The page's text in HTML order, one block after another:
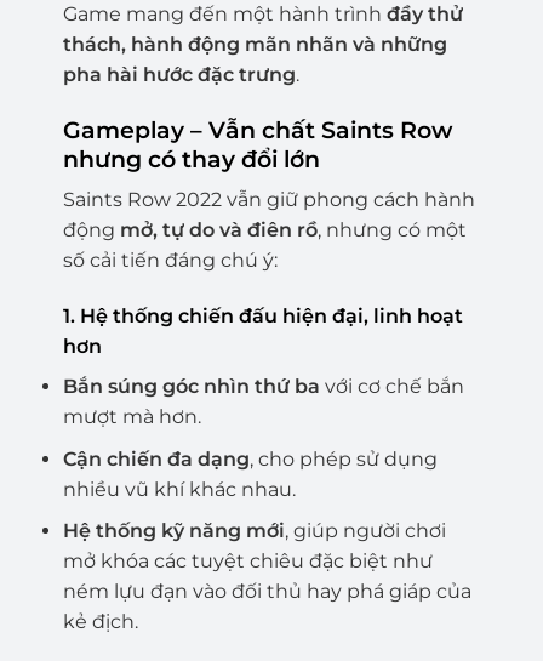
Game mang đến một hành trình đầy thử
thách, hành động mãn nhãn và những
pha hài hước đặc trưng.
Gameplay – Vẫn chất Saints Row
nhưng có thay đổi lớn
Saints Row 2022 vẫn giữ phong cách hành
động mở, tự do và điên rồ, nhưng có một
số cải tiến đáng chú ý:
1. Hệ thống chiến đấu hiện đại, linh hoạt
hơn
Bắn súng góc nhìn thứ ba với cơ chế bắn
mượt mà hơn.
Cận chiến đa dạng, cho phép sử dụng
nhiều vũ khí khác nhau.
Hệ thống kỹ năng mới, giúp người chơi
mở khóa các tuyệt chiêu đặc biệt như
ném lựu đạn vào đối thủ hay phá giáp của
kẻ địch.